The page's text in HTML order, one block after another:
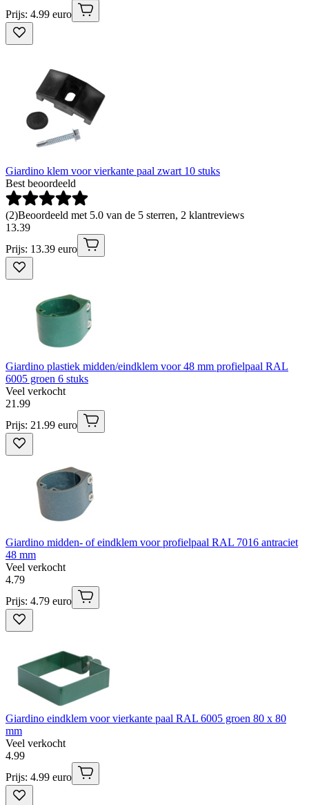
Prijs: 4.99 euro
Giardino klem voor vierkante paal zwart 10 stuks
Best beoordeeld
(2)Beoordeeld met 5.0 van de 5 sterren, 2 klantreviews
13.39
Prijs: 13.39 euro
Giardino plastiek midden/eindklem voor 48 mm profielpaal RAL
6005 groen 6 stuks
Veel verkocht
21 .99
Prijs: 21.99 euro
Giardino midden- of eindklem voor profielpaal RAL 7016 antraciet
48 mm
Veel verkocht
4.79
Prijs: 4.79 euro
Giardino eindklem voor vierkante paal RAL 6005 groen 80 x 80
mm
Veel verkocht
4.99
Prijs: 4.99 euro